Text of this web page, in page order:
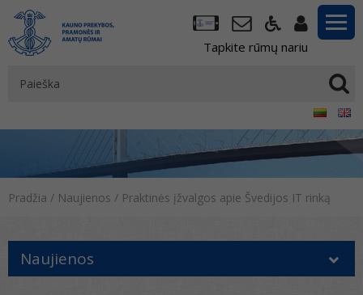
Tapkite rūmų nariu
Pradžia / Naujienos / Praktinės įžvalgos apie Švedijos IT rinką
Naujienos